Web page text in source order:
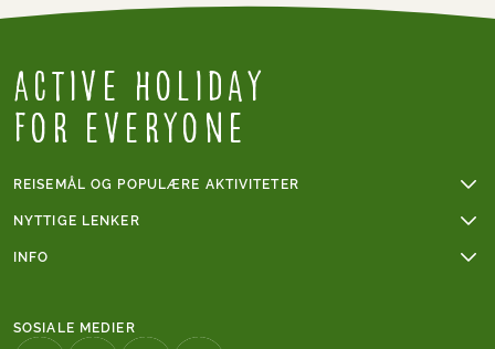
Active Holiday
for everyone
SOSIALE MEDIER
REISEMÅL OG POPULÆRE AKTIVITETER
Fotturer
Sykkelferie i Frankrike
Caminoen
NYTTIGE LENKER
Online betaling
INFO
Tips til fotturen din